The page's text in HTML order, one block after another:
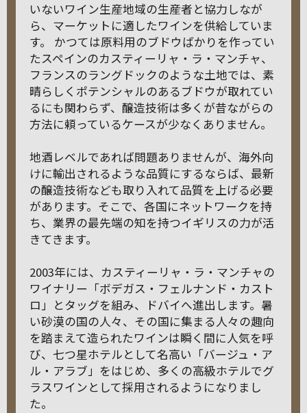
いないワイン生産地域の生産者と協力しなが
ら、マーケットに適したワインを供給していま
す。 かつては原料用のブドウばかりを作ってい
たスペインのカスティーリャ・ラ・マンチャ、
フランスのラングドックのような土地では、素
晴らしくポテンシャルのあるブドウが取れてい
るにも関わらず、醸造技術は多くが昔ながらの
方法に頼っているケースが少なくありません。
地酒レベルであれば問題ありませんが、海外向
けに輸出されるような品質にするならば、最新
の醸造技術なども取り入れて品質を上げる必要
があります。そこで、各国にネットワークを持
ち、業界の最先端の知を持つイギリスの力が活
きてきます。
2003年には、カスティーリャ・ラ・マンチャの
ワイナリー「ボデガス・フェルナンド・カスト
ロ」とタッグを組み、ドバイへ進出します。暑
い砂漠の国の人々、その国に集まる人々の趣向
を踏まえて造られたワインは瞬く間に人気を呼
び、七つ星ホテルとして名高い「バージュ・ア
ル・アラブ」をはじめ、多くの高級ホテルでグ
ラスワインとして採用されるようになりまし
た。